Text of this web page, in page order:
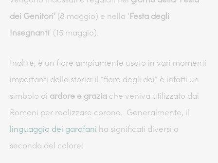
dei Genitori’ (8 maggio) e nella ‘Festa degli
Insegnanti‘ (15 maggio).
Inoltre, è un fiore ampiamente usato in vari momenti
importanti della storia: il “fiore degli dei” è infatti un
simbolo di ardore e grazia che veniva utilizzato dai
Romani per realizzare corone. Generalmente, il
linguaggio dei garofani ha significati diversi a
seconda del colore: